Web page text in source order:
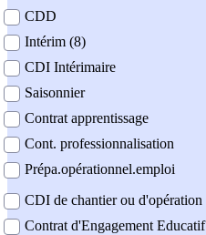
CDD
Intérim (8)
CDI Intérimaire
Saisonnier
Contrat apprentissage
Cont. professionnalisation
Prépa.opérationnel.emploi
CDI de chantier ou d'opération
Contrat d'Engagement Educatif